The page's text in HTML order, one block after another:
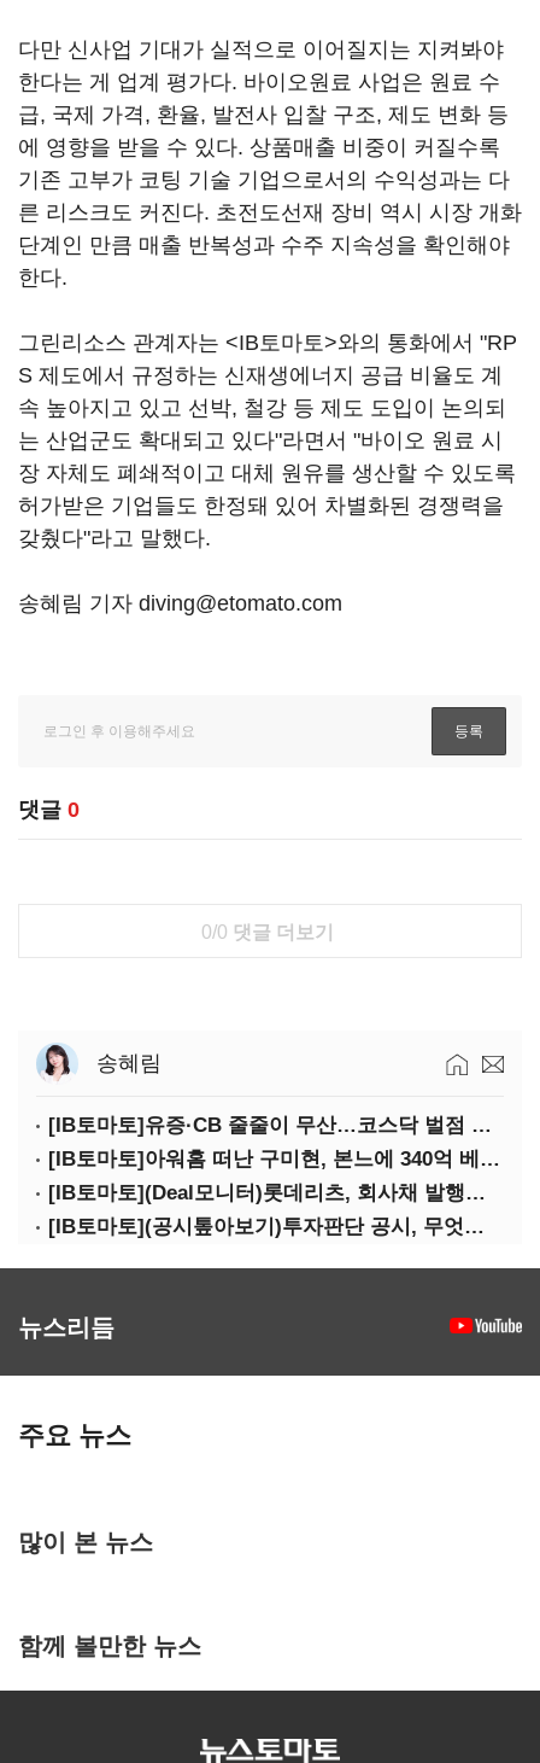
다만 신사업 기대가 실적으로 이어질지는 지켜봐야
한다는 게 업계 평가다. 바이오원료 사업은 원료 수
급, 국제 가격, 환율, 발전사 입찰 구조, 제도 변화 등
에 영향을 받을 수 있다. 상품매출 비중이 커질수록
기존 고부가 코팅 기술 기업으로서의 수익성과는 다
른 리스크도 커진다. 초전도선재 장비 역시 시장 개화
단계인 만큼 매출 반복성과 수주 지속성을 확인해야
한다.
그린리소스 관계자는 <IB토마토>와의 통화에서 "RP
S 제도에서 규정하는 신재생에너지 공급 비율도 계
속 높아지고 있고 선박, 철강 등 제도 도입이 논의되
는 산업군도 확대되고 있다"라면서 "바이오 원료 시
장 자체도 폐쇄적이고 대체 원유를 생산할 수 있도록
허가받은 기업들도 한정돼 있어 차별화된 경쟁력을
갖췄다"라고 말했다.
송혜림 기자 diving@etomato.com
댓글 0
0/0 댓글 더보기
송혜림
[IB토마토]유증·CB 줄줄이 무산…코스닥 벌점 급증에 상폐 압박
[IB토마토]아워홈 떠난 구미현, 본느에 340억 베팅…가족 지배체제 구축
[IB토마토](Deal모니터)롯데리츠, 회사채 발행…빠듯한 유동성 차환으로 대응
[IB토마토](공시톺아보기)투자판단 공시, 무엇이 '중요한 경영사항'일까
뉴스리듬
주요 뉴스
많이 본 뉴스
함께 볼만한 뉴스